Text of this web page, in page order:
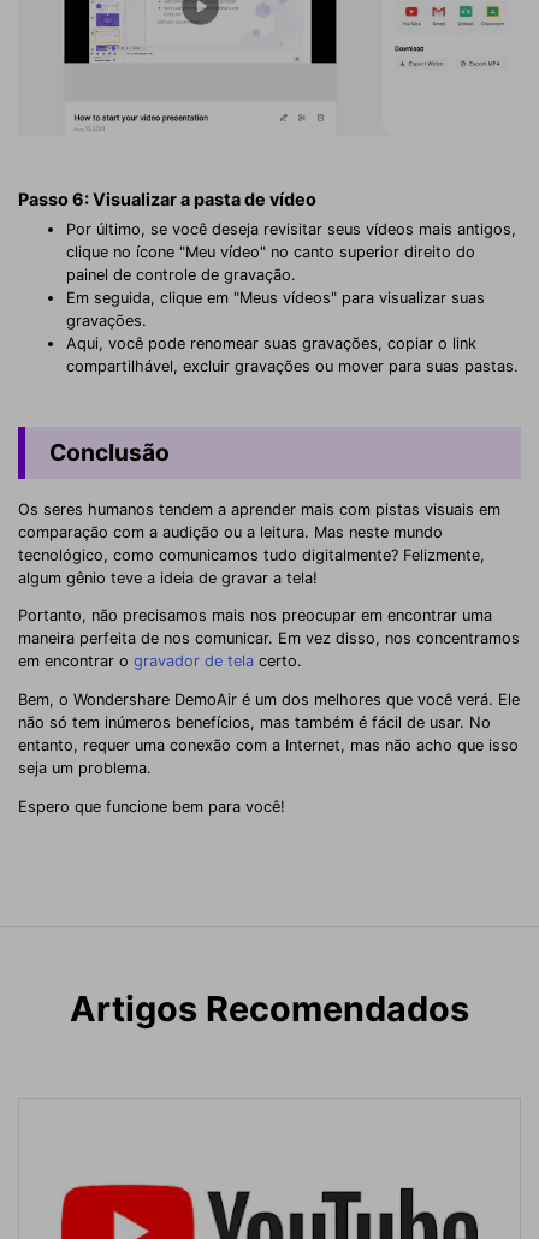
Passo 6: Visualizar a pasta de vídeo
Por último, se você deseja revisitar seus vídeos mais antigos,
clique no ícone "Meu vídeo" no canto superior direito do
painel de controle de gravação.
Em seguida, clique em "Meus vídeos" para visualizar suas
gravações.
Aqui, você pode renomear suas gravações, copiar o link
compartilhável, excluir gravações ou mover para suas pastas.
Conclusão
Os seres humanos tendem a aprender mais com pistas visuais em
comparação com a audição ou a leitura. Mas neste mundo
tecnológico, como comunicamos tudo digitalmente? Felizmente,
algum gênio teve a ideia de gravar a tela!
Portanto, não precisamos mais nos preocupar em encontrar uma
maneira perfeita de nos comunicar. Em vez disso, nos concentramos
em encontrar o gravador de tela certo.
Bem, o Wondershare DemoAir é um dos melhores que você verá. Ele
não só tem inúmeros benefícios, mas também é fácil de usar. No
entanto, requer uma conexão com a Internet, mas não acho que isso
seja um problema.
Espero que funcione bem para você!
Artigos Recomendados